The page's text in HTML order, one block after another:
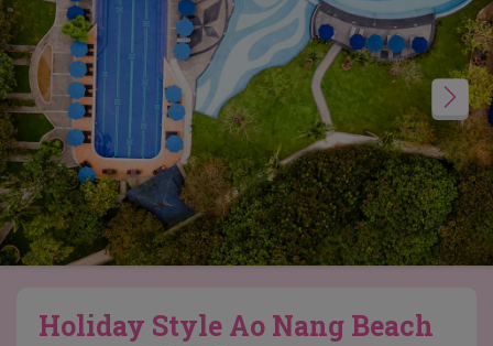
Holiday Style Ao Nang Beach